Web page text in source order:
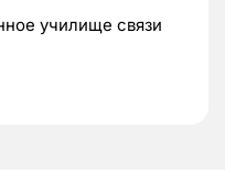
училище связи